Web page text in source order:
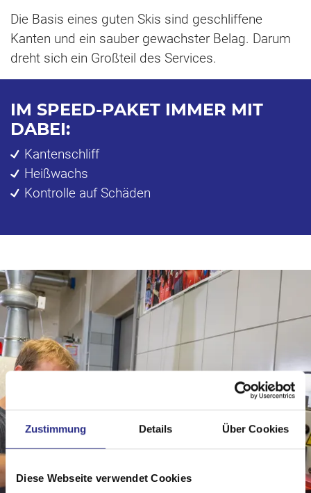
Zustimmung Details Über Cookies
Diese Webseite verwendet Cookies
Die Basis eines guten Skis sind geschliffene
Kanten und ein sauber gewachster Belag. Darum
dreht sich ein Großteil des Services.
IM SPEED-PAKET IMMER MIT
DABEI:
Kantenschliff
Heißwachs
Kontrolle auf Schäden